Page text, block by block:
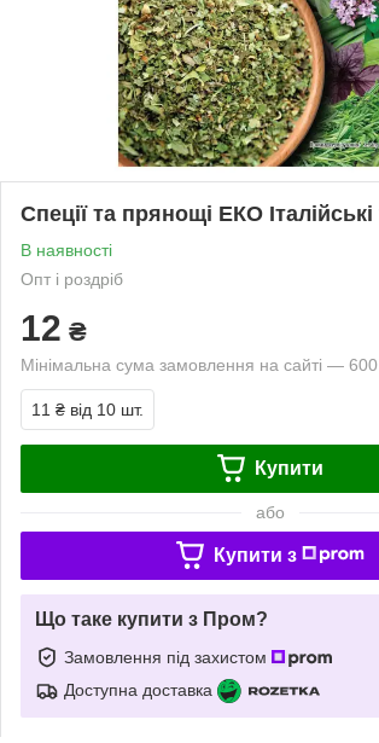
Спеції та прянощі ЕКО
В наявності
Опт і роздріб
12 ₴
Мінімальна сума замовлення на сайті —
11 ₴ від 10 шт.
Купити
або
Купити з
Що таке купити з Пром?
Замовлення під захистом
Доступна доставка